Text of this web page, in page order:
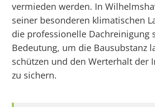
vermieden werden. In
seiner besonderen klimatischen
die professionelle Dachreinigung
Bedeutung, um die Bausubstanz
schützen und den Werterhalt der
zu sichern.